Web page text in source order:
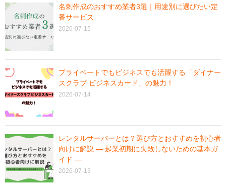
名刺作成のおすすめ業者3選｜用途別に選びたい定
番サービス
2026-07-15
プライベートでもビジネスでも活躍する「ダイナー
スクラブ ビジネスカード」の魅力！
2026-07-14
レンタルサーバーとは？選び方とおすすめを初心者
向けに解説 ― 起業初期に失敗しないための基本ガ
イド ―
2026-07-13